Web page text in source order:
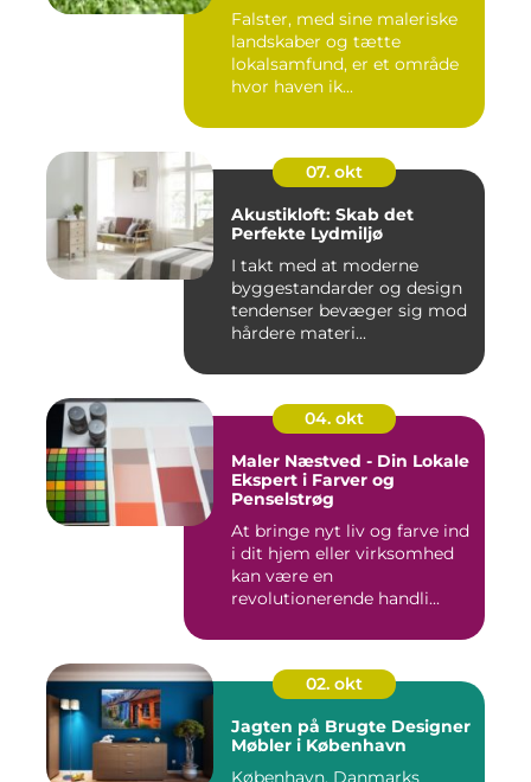
Falster, med sine maleriske
landskaber og tætte
lokalsamfund, er et område
hvor haven ik...
07. okt
Akustikloft: Skab det
Perfekte Lydmiljø
I takt med at moderne
byggestandarder og design
tendenser bevæger sig mod
hårdere materi...
04. okt
Maler Næstved - Din Lokale
Ekspert i Farver og
Penselstrøg
At bringe nyt liv og farve ind
i dit hjem eller virksomhed
kan være en
revolutionerende handli...
02. okt
Jagten på Brugte Designer
Møbler i København
København, Danmarks